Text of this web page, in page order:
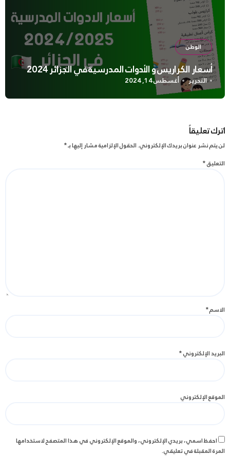
الوطن
أسعار الكراريس و الأدوات المدرسية في الجزائر 2024
التحرير أغسطس 14, 2024
اترك تعليقاً
لن يتم نشر عنوان بريدك الإلكتروني.الحقول الإلزامية مشار إليها بـ*
التعليق*
الاسم*
البريد الإلكتروني*
الموقع الإلكتروني
احفظ اسمي، بريدي الإلكتروني، والموقع الإلكتروني في هذا المتصفح لاستخدامها
المرة المقبلة في تعليقي.